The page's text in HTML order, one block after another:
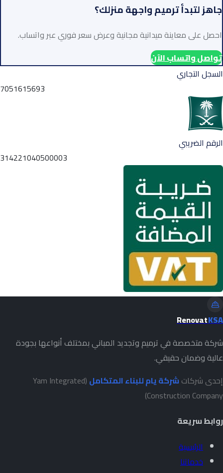
جاهز لتبدأ ترميم واجهة منزلك؟
احصل على معاينة ميدانية مجانية وعرض سعر فوري عبر واتساب.
تواصل واتساب الآن
السجل التجاري
7051615693
الرقم الضريبي
314221040500003
RenovatKSA
شركة متخصصة في ترميم وتجديد المباني بمختلف أنواعها بجودة
عالية وضمان حقيقي.
إحدى شركاتشركة يام للبناء المتكامل (Yam Integrated
Construction Company)
روابط سريعة
الرئيسية
خدماتنا